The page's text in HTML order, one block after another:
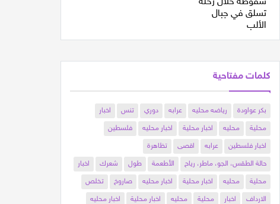
كلمات مفتاحية
بكر عواودة رياضه محليه عرابه دوري تنس
اخبار
محلية
محليه اخبار محلية اخبار محليه
فلسطين
اخبار فلسطين
عرابه اقصى
تظاهرة
حالة الطقس، الجو، ماطر، رياح
الأطعمة طول شعرك
اخبار
محلية
محليه اخبار محلية اخبار محليه صاروخ
تخلص
الارداف
اخبار محلية محليه اخبار محلية
اخبار محليه